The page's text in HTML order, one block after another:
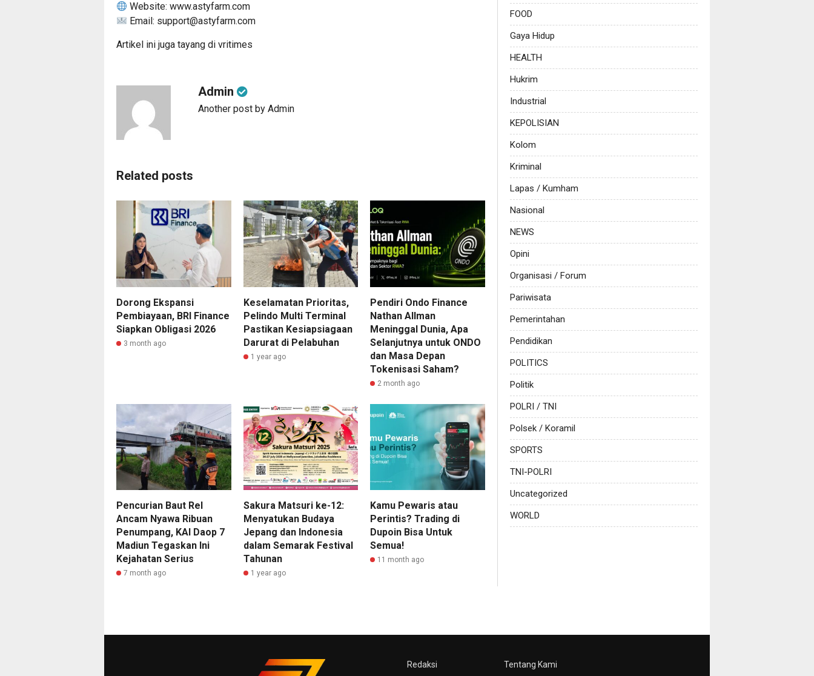
Website:www.astyfarm.com
Email: support@astyfarm.com
Artikel ini juga tayang di vritimes
Admin
Another post by Admin
Related posts
Dorong Ekspansi
Pembiayaan, BRI Finance
Siapkan Obligasi 2026
3 month ago
Keselamatan Prioritas,
Pelindo Multi Terminal
Pastikan Kesiapsiagaan
Darurat di Pelabuhan
1 year ago
Pendiri Ondo Finance
Nathan Allman
Meninggal Dunia, Apa
Selanjutnya untuk ONDO
dan Masa Depan
Tokenisasi Saham?
2 month ago
Pencurian Baut Rel
Ancam Nyawa Ribuan
Penumpang, KAI Daop 7
Madiun Tegaskan Ini
Kejahatan Serius
7 month ago
Sakura Matsuri ke-12:
Menyatukan Budaya
Jepang dan Indonesia
dalam Semarak Festival
Tahunan
1 year ago
Kamu Pewaris atau
Perintis? Trading di
Dupoin Bisa Untuk
Semua!
11 month ago
FOOD
Gaya Hidup
HEALTH
Hukrim
Industrial
KEPOLISIAN
Kolom
Kriminal
Lapas / Kumham
Nasional
NEWS
Opini
Organisasi / Forum
Pariwisata
Pemerintahan
Pendidikan
POLITICS
Politik
POLRI / TNI
Polsek / Koramil
SPORTS
TNI-POLRI
Uncategorized
WORLD
Redaksi Tentang Kami